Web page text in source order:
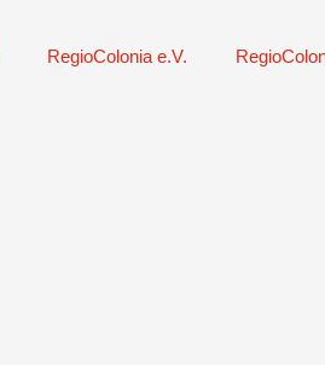
RegioColonia e.V.